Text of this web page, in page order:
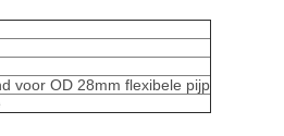
voor OD 28mm flexibele pijp